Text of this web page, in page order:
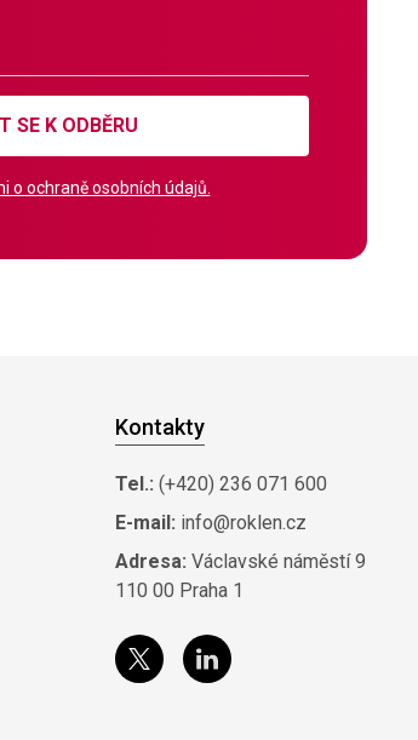
SE K ODBĚRU
o ochraně osobních údajů.
Kontakty
Tel.: (+420) 236 071 600
E-mail: info@roklen.cz
Adresa: Václavské náměstí 9
110 00 Praha 1